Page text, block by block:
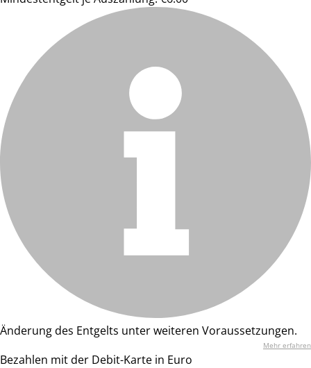
Änderung des Entgelts unter weiteren Voraussetzungen.
Mehr erfahren
Bezahlen mit der Debit-Karte in Euro